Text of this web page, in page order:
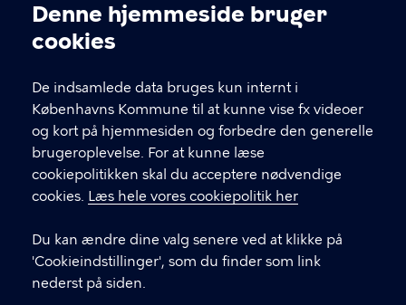
Cookieindstillinger
Denne hjemmeside bruger
cookies
De indsamlede data bruges kun internt i
Københavns Kommune til at kunne vise fx videoer
og kort på hjemmesiden og forbedre den generelle
brugeroplevelse. For at kunne læse
cookiepolitikken skal du acceptere nødvendige
cookies. Læs hele vores cookiepolitik her
Du kan ændre dine valg senere ved at klikke på
'Cookieindstillinger', som du finder som link
nederst på siden.
Tandregulering
Mandag kl. 8.00 - 15.00
Tirsdag-fredag kl. 8.00-12.00
CVR nr. 64 94 22 12
EAN nr. 57 98 00 93 85 376
Bruger-id: POGR
Adresser på klinikkerne
Akut tandbehandling